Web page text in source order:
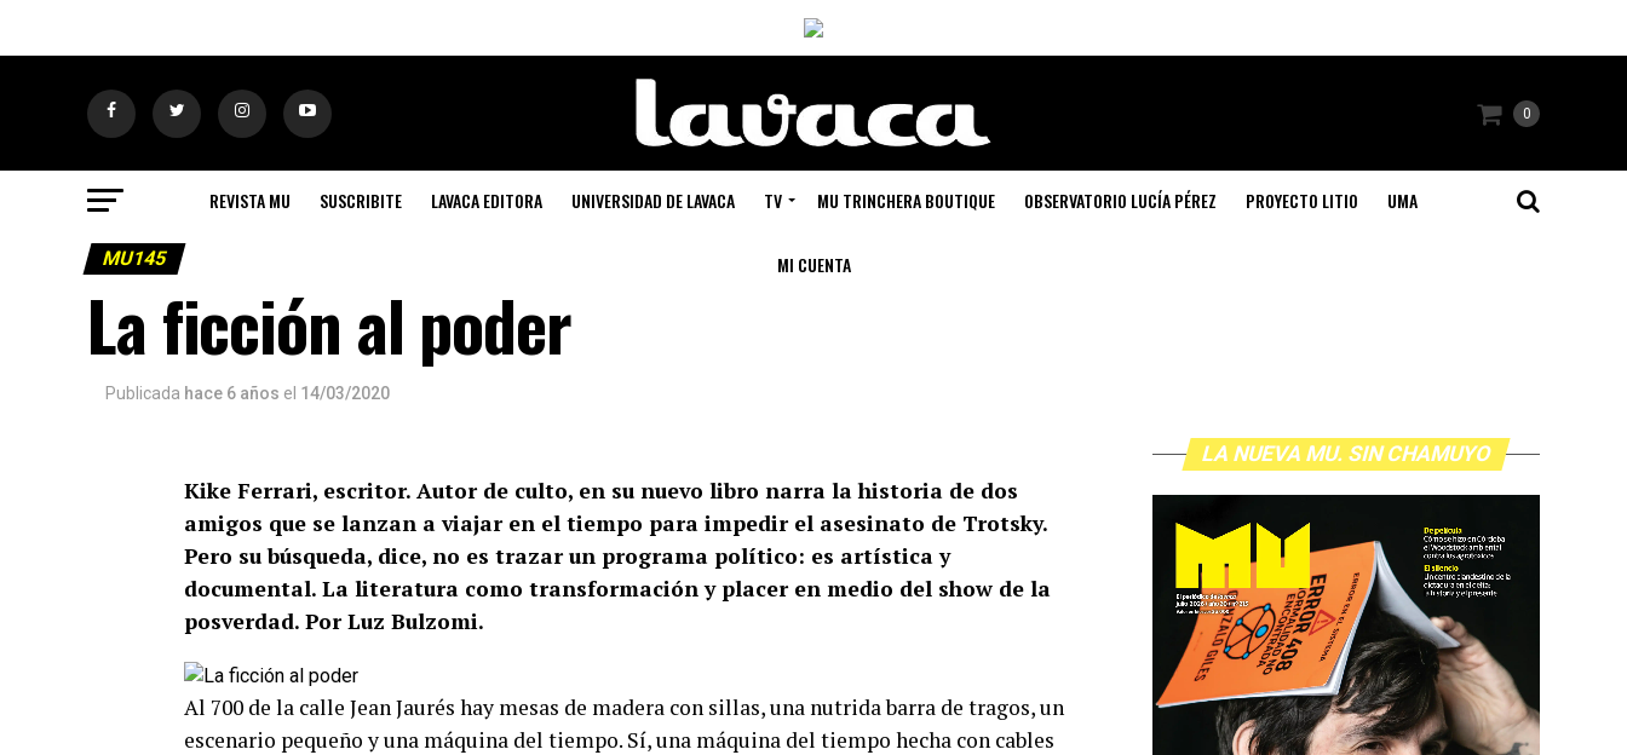
0
REVISTA MU SUSCRIBITE LAVACA EDITORA UNIVERSIDAD DE LAVACA TV MU TRINCHERA BOUTIQUE OBSERVATORIO LUCÍA PÉREZ PROYECTO LITIO UMA
MI CUENTA
MU145
La ficción al poder
Publicada hace 6 años el 14/03/2020
Kike Ferrari, escritor. Autor de culto, en su nuevo libro narra la historia de dos
amigos que se lanzan a viajar en el tiempo para impedir el asesinato de Trotsky.
Pero su búsqueda, dice, no es trazar un programa político: es artística y
documental. La literatura como transformación y placer en medio del show de la
posverdad. Por Luz Bulzomi.
Al 700 de la calle Jean Jaurés hay mesas de madera con sillas, una nutrida barra de tragos, un
escenario pequeño y una máquina del tiempo. Sí, una máquina del tiempo hecha con cables
LA NUEVA MU. SIN CHAMUYO